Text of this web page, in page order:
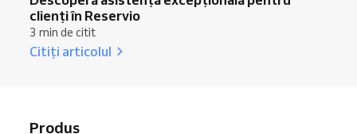
clienți în Reservio
3 min de citit
Citiți articolul
Produs